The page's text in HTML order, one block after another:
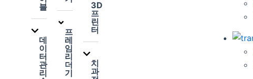
블
데
이
터
관
리
프
레
임
리
더
기
3D
프
린
터
치
과